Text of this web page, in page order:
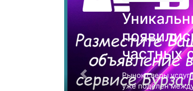
частных
Рынок сверы
уже поделен